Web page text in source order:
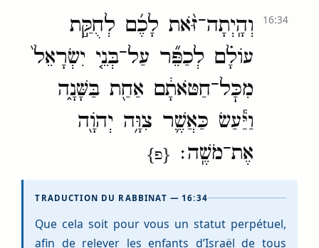
וְהָֽיְתָה־זֹּ֨את לָכֶ֜ם לְחֻקַּ֣ת
עוֹלָ֗ם לְכַפֵּ֞ר עַל־בְּנֵ֤י יִשְׂרָאֵל֙
מִכׇּל־חַטֹּאתָ֔ם אַחַ֖ת בַּשָּׁנָ֑ה
וַיַּ֕עַשׂ כַּאֲשֶׁ֛ר צִוָּ֥ה יְהֹוָ֖ה
אֶת־מֹשֶֽׁה׃ {פ}
16:34
TRADUCTION DU RABBINAT — 16:34
Que cela soit pour vous un statut perpétuel,
afin de relever les enfants d’Israël de tous